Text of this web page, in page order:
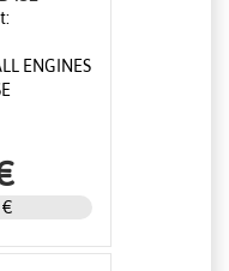
ENGINES